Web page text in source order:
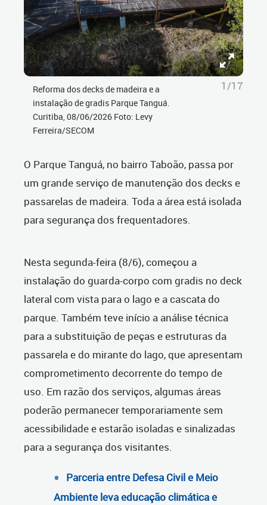
Reforma dos decks de madeira e a
instalação de gradis Parque Tanguá.
Curitiba, 08/06/2026 Foto: Levy
Ferreira/SECOM
1/17
O Parque Tanguá, no bairro Taboão, passa por
um grande serviço de manutenção dos decks e
passarelas de madeira. Toda a área está isolada
para segurança dos frequentadores.
Nesta segunda-feira (8/6), começou a
instalação do guarda-corpo com gradis no deck
lateral com vista para o lago e a cascata do
parque. Também teve início a análise técnica
para a substituição de peças e estruturas da
passarela e do mirante do lago, que apresentam
comprometimento decorrente do tempo de
uso. Em razão dos serviços, algumas áreas
poderão permanecer temporariamente sem
acessibilidade e estarão isoladas e sinalizadas
para a segurança dos visitantes.
Parceria entre Defesa Civil e Meio
Ambiente leva educação climática e